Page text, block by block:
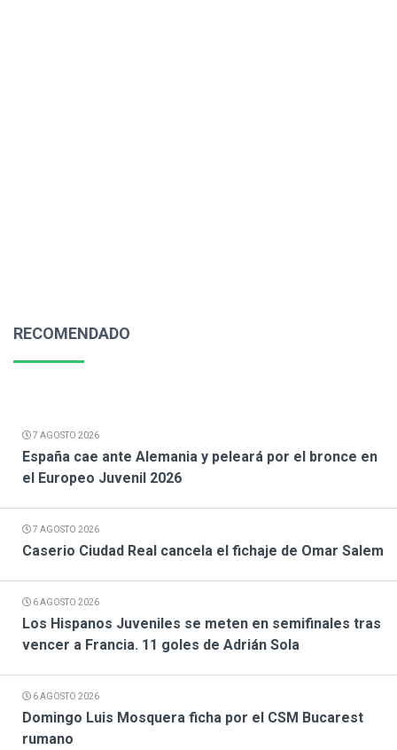
RECOMENDADO
7 AGOSTO 2026
España cae ante Alemania y peleará por el bronce en
el Europeo Juvenil 2026
7 AGOSTO 2026
Caserio Ciudad Real cancela el fichaje de Omar Salem
6 AGOSTO 2026
Los Hispanos Juveniles se meten en semifinales tras
vencer a Francia. 11 goles de Adrián Sola
6 AGOSTO 2026
Domingo Luis Mosquera ficha por el CSM Bucarest
rumano